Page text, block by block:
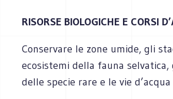
RISORSE BIOLOGICHE E CORSI
Conservare le zone umide, gli
ecosistemi della fauna
delle specie rare e le vie d’acqua